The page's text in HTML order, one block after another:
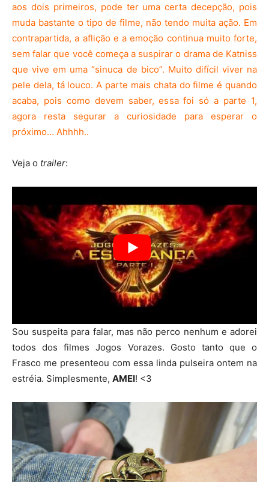
aos dois primeiros, pode ter uma certa decepção, pois
muda bastante o tipo de filme, não tendo muita ação. Em
contrapartida, a aflição e a emoção continua muito forte,
sem falar que você começa a suspirar o drama de Katniss
que vive em uma “sinuca de bico”. Muito difícil viver na
pele dela, tá louco. A parte mais chata do filme é quando
acaba, pois como devem saber, essa foi só a parte 1,
agora resta segurar a curiosidade para esperar o
próximo… Ahhhh..
Veja o trailer:
Sou suspeita para falar, mas não perco nenhum e adorei
todos dos filmes Jogos Vorazes. Gosto tanto que o
Frasco me presenteou com essa linda pulseira ontem na
estréia. Simplesmente, AMEI! <3